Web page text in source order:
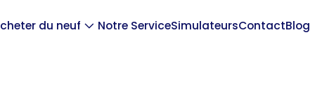
du neuf Notre ServiceSimulateursContactBlog